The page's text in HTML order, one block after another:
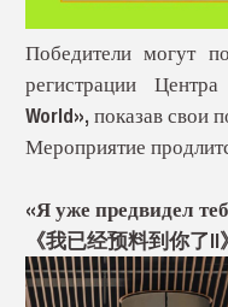
Победители могут
регистрации
World», показав свои
Мероприятие
«Я уже предвидел
《我已经预料到你了II》